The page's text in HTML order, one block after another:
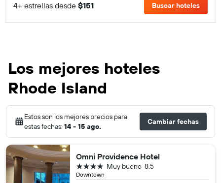
4+ estrellas desde $151 Buscar hoteles
Los mejores hoteles
Rhode Island
Estos son los mejores precios para
estas fechas: 14 - 15 ago.
Cambiar fechas
Omni Providence Hotel
Downtown
8.5
Muy bueno
4 estrellas